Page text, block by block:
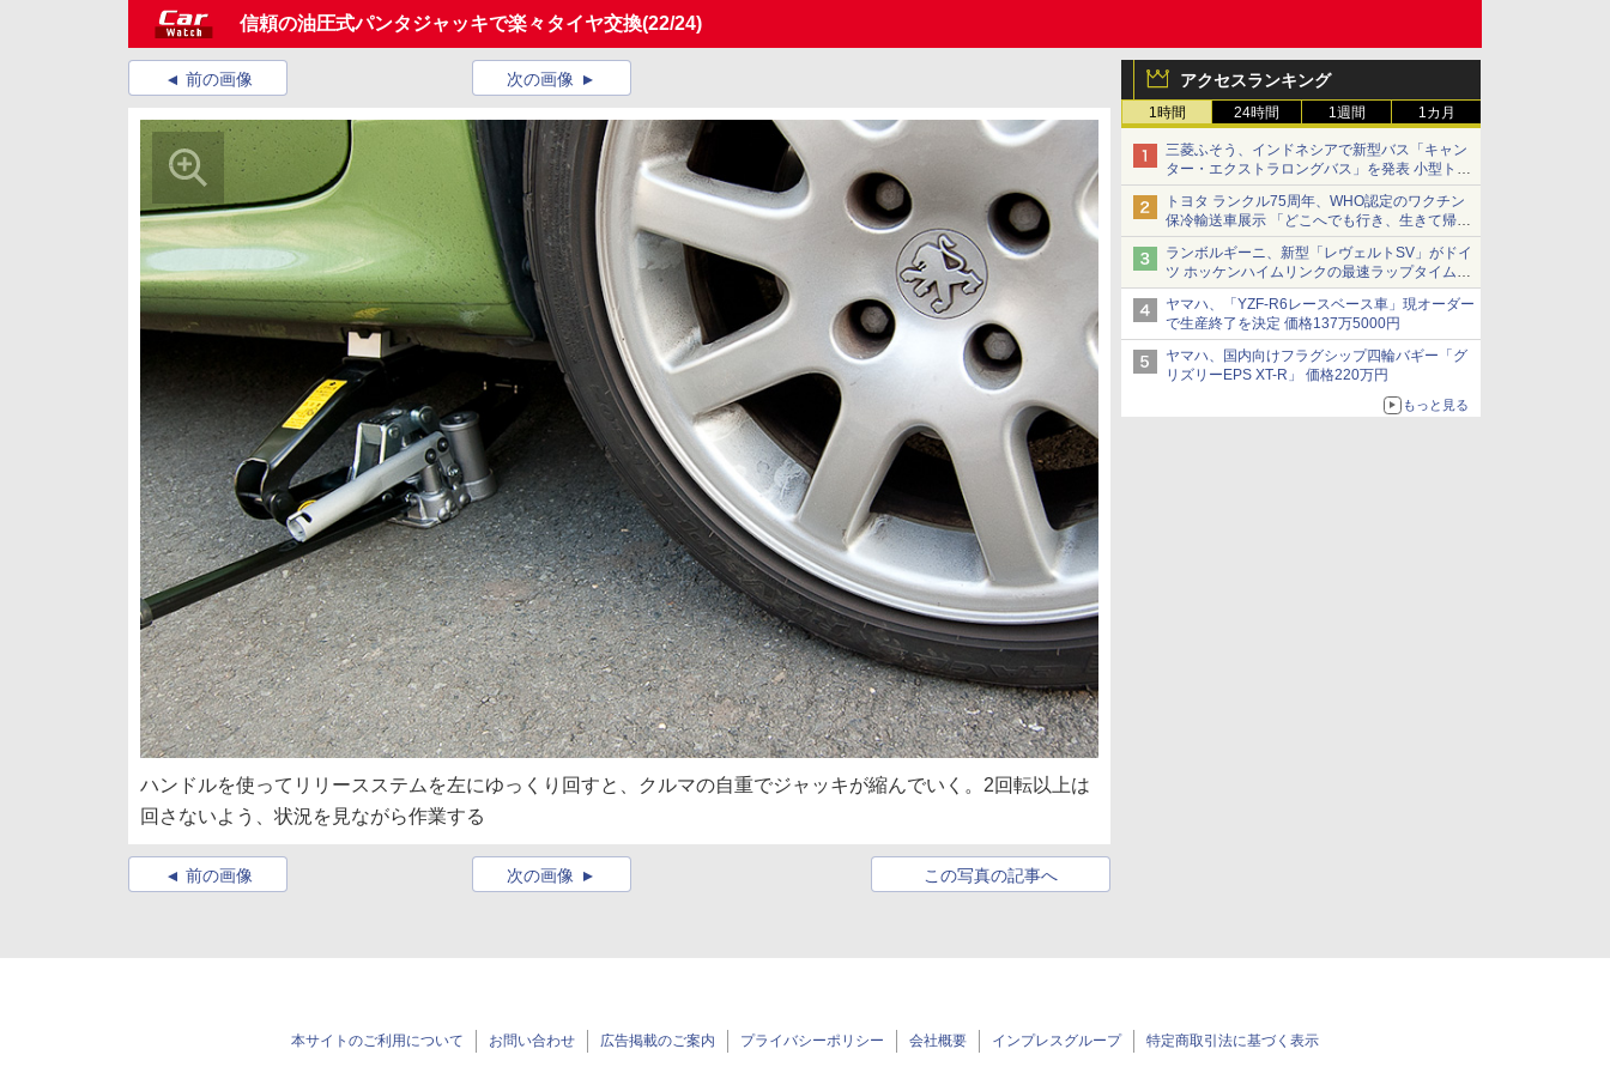
信頼の油圧式パンタジャッキで楽々タイヤ交換(22/24)
アクセスランキング
1時間 24時間 1週間 1カ月
三菱ふそう、インドネシアで新型バス「キャン
ター・エクストラロングバス」を発表 小型トラ
ックベースの観光・旅客輸送向けバス
トヨタ ランクル75周年、WHO認定のワクチン
保冷輸送車展示 「どこへでも行き、生きて帰っ
てこられる」ランドクルーザーで命をつなぐ
ランボルギーニ、新型「レヴェルトSV」がドイ
ツ ホッケンハイムリンクの最速ラップタイムを
記録
ヤマハ、「YZF-R6レースベース車」現オーダー
で生産終了を決定 価格137万5000円
ヤマハ、国内向けフラグシップ四輪バギー「グ
リズリーEPS XT-R」 価格220万円
もっと見る
前の画像 次の画像
ハンドルを使ってリリースステムを左にゆっくり回すと、クルマの自重でジャッキが縮んでいく。2回転以上は
回さないよう、状況を見ながら作業する
前の画像 この写真の記事へ
次の画像
本サイトのご利用について お問い合わせ 広告掲載のご案内 プライバシーポリシー 会社概要 インプレスグループ 特定商取引法に基づく表示